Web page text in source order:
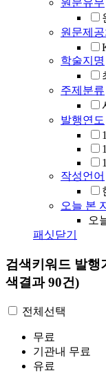
원문유무
원문제공
학술지명
주제분류
발행연도
작성언어
오늘 본
오
패싯닫기
검색키워드 발행
색결과 90건)
전체선택
무료
기관내 무료
유료